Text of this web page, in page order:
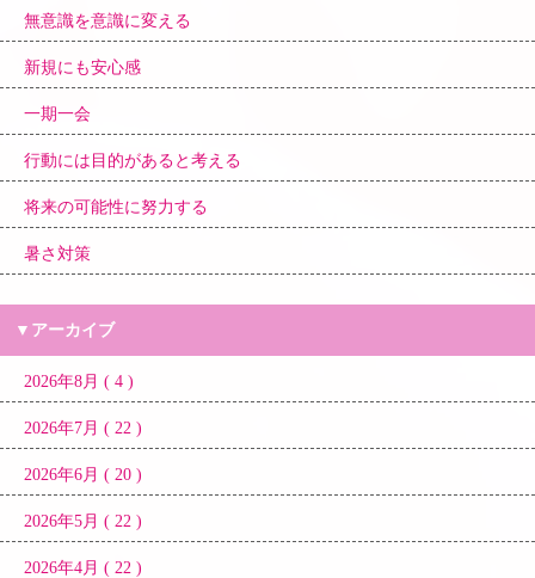
無意識を意識に変える
新規にも安心感
一期一会
行動には目的があると考える
将来の可能性に努力する
暑さ対策
▼アーカイブ
2026年8月 ( 4 )
2026年7月 ( 22 )
2026年6月 ( 20 )
2026年5月 ( 22 )
2026年4月 ( 22 )